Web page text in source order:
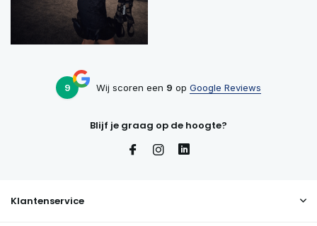
9 Wij scoren een 9 op Google Reviews
Blijf je graag op de hoogte?
Klantenservice